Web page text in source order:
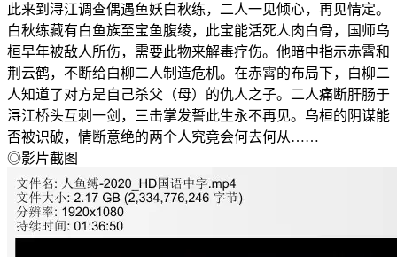
此来到浔江调查偶遇鱼妖白秋练，二人一见倾心，再见情定。
白秋练藏有白鱼族至宝鱼腹绫，此宝能活死人肉白骨，国师乌
桓早年被敌人所伤，需要此物来解毒疗伤。他暗中指示赤霄和
荆云鹤，不断给白柳二人制造危机。在赤霄的布局下，白柳二
人知道了对方是自己杀父（母）的仇人之子。二人痛断肝肠于
浔江桥头互刺一剑，三击掌发誓此生永不再见。乌桓的阴谋能
否被识破，情断意绝的两个人究竟会何去何从……
◎影片截图